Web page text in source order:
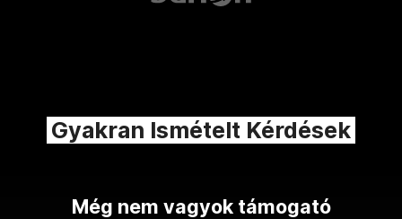
Gyakran Ismételt Kérdések
Még nem vagyok támogató